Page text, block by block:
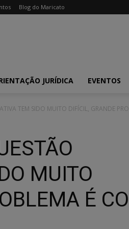
Blog do Maricato
JURÍDICA EVENTOS
TEM SIDO MUITO DIFÍCIL, GRANDE
MUITO
É